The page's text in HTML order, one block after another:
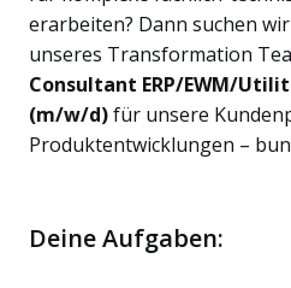
erarbeiten? Dann suchen
unseres Transformation
Consultant ERP/EWM/
(m/w/d)für unsere
Produktentwicklungen –
Deine Aufgaben: